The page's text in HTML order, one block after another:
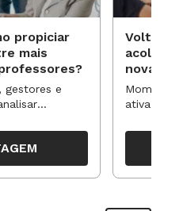
propiciar
mais
gestores e
o
longo do
Volta às
novas
ativa
propostas